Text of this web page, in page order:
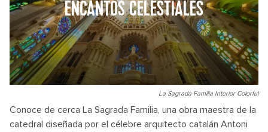
ENCANTOS CELESTIALES
La Sagrada Familia Interior Colorful
Conoce de cerca La Sagrada Familia, una obra maestra de la
catedral diseñada por el célebre arquitecto catalán Antoni